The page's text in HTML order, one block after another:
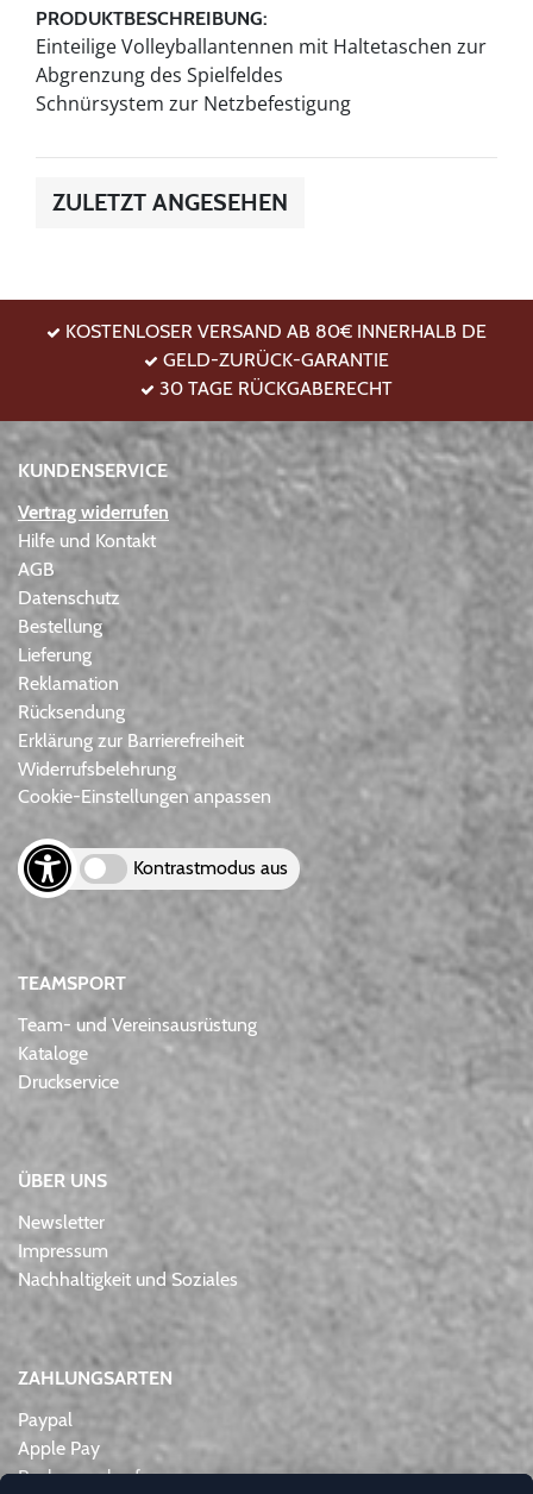
PRODUKTBESCHREIBUNG:
Einteilige Volleyballantennen mit Haltetaschen zur
Abgrenzung des Spielfeldes
Schnürsystem zur Netzbefestigung
ZULETZT ANGESEHEN
KOSTENLOSER VERSAND AB 80€ INNERHALB DE
GELD-ZURÜCK-GARANTIE
30 TAGE RÜCKGABERECHT
KUNDENSERVICE
Vertrag widerrufen
Hilfe und Kontakt
AGB
Datenschutz
Bestellung
Lieferung
Reklamation
Rücksendung
Erklärung zur Barrierefreiheit
Widerrufsbelehrung
Cookie-Einstellungen anpassen
Kontrastmodus aus
TEAMSPORT
Team- und Vereinsausrüstung
Kataloge
Druckservice
ÜBER UNS
Newsletter
Impressum
Nachhaltigkeit und Soziales
ZAHLUNGSARTEN
Paypal
Apple Pay
Rechnungskauf